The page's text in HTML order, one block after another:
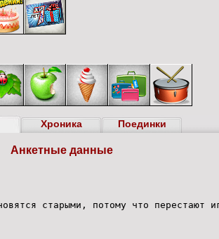
Хроника Поединки
Анкетные данные
старыми, потому что перестают